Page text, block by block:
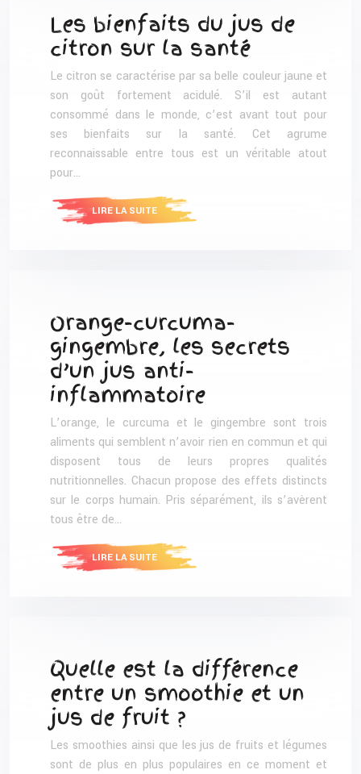
Les bienfaits du jus de
citron sur la santé
Le citron se caractérise par sa belle couleur jaune et
son goût fortement acidulé. S’il est autant
consommé dans le monde, c’est avant tout pour
ses bienfaits sur la santé. Cet agrume
reconnaissable entre tous est un véritable atout
pour…
LIRE LA SUITE
Orange-curcuma-
gingembre, les secrets
d’un jus anti-
inflammatoire
L’orange, le curcuma et le gingembre sont trois
aliments qui semblent n’avoir rien en commun et qui
disposent tous de leurs propres qualités
nutritionnelles. Chacun propose des effets distincts
sur le corps humain. Pris séparément, ils s’avèrent
tous être de…
LIRE LA SUITE
Quelle est la différence
entre un smoothie et un
jus de fruit ?
Les smoothies ainsi que les jus de fruits et légumes
sont de plus en plus populaires en ce moment et